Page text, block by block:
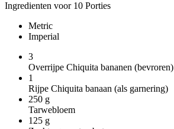
Ingredienten voor 10 Porties
Metric
Imperial
3
Overrijpe Chiquita bananen (bevroren)
1
Rijpe Chiquita banaan (als garnering)
250 g
Tarwebloem
125 g